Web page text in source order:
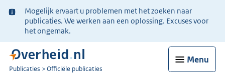
Ter
informatie:
Mogelijk ervaart u problemen met het zoeken naar
publicaties. We werken aan een oplossing. Excuses voor
het ongemak.
Menu
U
Publicaties Officiële publicaties